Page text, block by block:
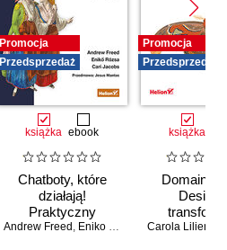
Promocja
Przedsprzedaż
książka ebook
Chatboty, które
działają!
Praktyczny
przewodnik po
Andrew Freed , Eniko Rozsa Cari Jacobs
Promocja
Przedsprzedaż
książka
Domain-
Design
Carola Lilienthal